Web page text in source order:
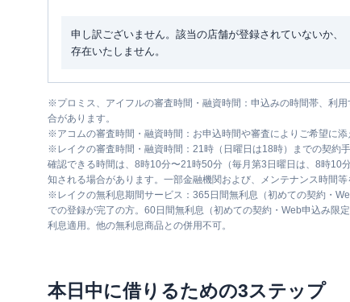
申し訳ございません。該当の店舗が登録されていないか、
存在いたしません。
※プロミス、アイフルの審査時間・融資時間：申込みの時間帯、利
合があります。
※アコムの審査時間・融資時間：お申込時間や審査によりご希望に添
※ レイクの審査時間・融資時間：21時（日曜日は18時）までの契約
確認できる時間は、8時10分〜21時50分（毎月第3日曜日は、8時10
知される場合があります。一部金融機関および、メンテナンス時間等
※ レイクの無利息期間サービス：365日間無利息（初めての契約・
での登録が完了の方。60日間無利息（初めての契約・Web申込み限
利息適用。他の無利息商品との併用不可。
本日中に借りるための3ステップ